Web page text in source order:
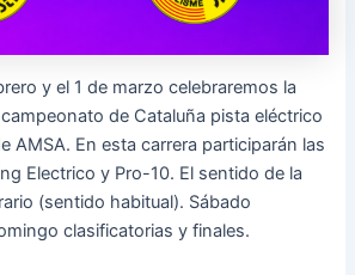
y el 1 de marzo celebraremos la
de Cataluña pista eléctrico
AMSA. En esta carrera participarán las
Electrico y Pro-10. El sentido de la
(sentido habitual). Sábado
clasificatorias y finales.